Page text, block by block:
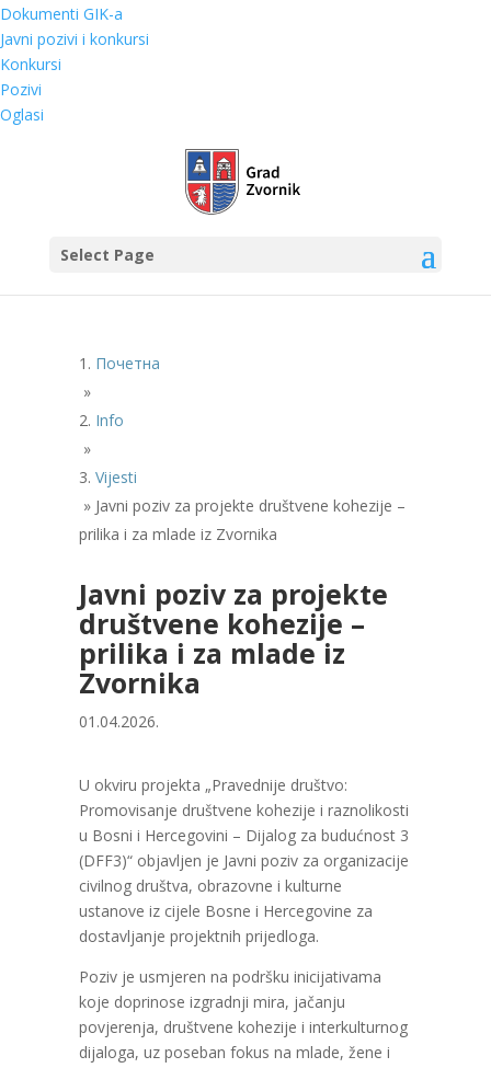
Dokumenti GIK-a
Javni pozivi i konkursi
Konkursi
Pozivi
Oglasi
Select Page
Почетна
»
Info
»
Vijesti
» Javni poziv za projekte društvene kohezije –
prilika i za mlade iz Zvornika
Javni poziv za projekte
društvene kohezije –
prilika i za mlade iz
Zvornika
01.04.2026.
U okviru projekta „Pravednije društvo:
Promovisanje društvene kohezije i raznolikosti
u Bosni i Hercegovini – Dijalog za budućnost 3
(DFF3)“ objavljen je Javni poziv za organizacije
civilnog društva, obrazovne i kulturne
ustanove iz cijele Bosne i Hercegovine za
dostavljanje projektnih prijedloga.
Poziv je usmjeren na podršku inicijativama
koje doprinose izgradnji mira, jačanju
povjerenja, društvene kohezije i interkulturnog
dijaloga, uz poseban fokus na mlade, žene i